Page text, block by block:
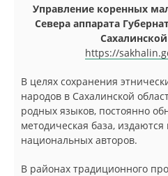
Управление коренных
Севера аппарата
https://
В целях сохранения
народов в Сахалинской
родных языков, постоянно
методическая база,
национальных авторов.
В районах традиционного